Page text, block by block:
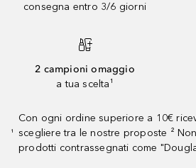
consegna entro 3/6 giorni
2 campioni omaggio
a tua scelta¹
¹
Con ogni ordine superiore a 10€
scegliere tra le nostre proposte ²
prodotti contrassegnati come